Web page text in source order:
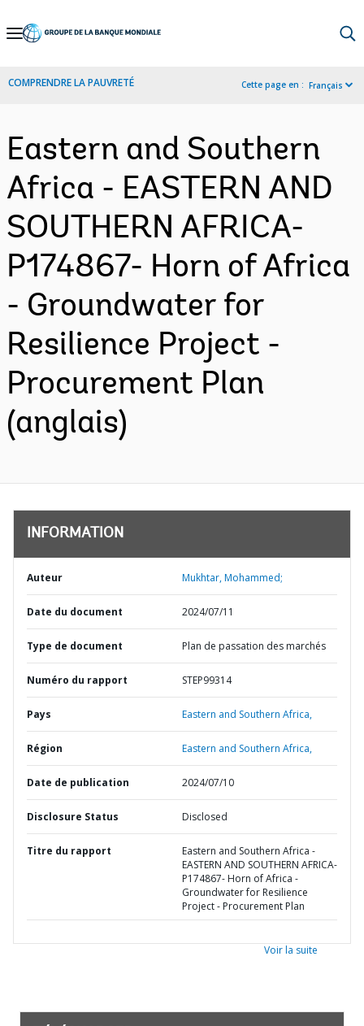
Skip
Navigation
COMPRENDRE LA PAUVRETÉ Cette page en : Français
Eastern and Southern
Africa - EASTERN AND
SOUTHERN AFRICA-
P174867- Horn of Africa
- Groundwater for
Resilience Project -
Procurement Plan
(anglais)
INFORMATION
Auteur Mukhtar, Mohammed;
Date du document 2024/07/11
Type de document Plan de passation des marchés
Numéro du rapport STEP99314
Pays Eastern and Southern Africa,
Région Eastern and Southern Africa,
Date de publication 2024/07/10
Disclosure Status Disclosed
Titre du rapport
Eastern and Southern Africa -
EASTERN AND SOUTHERN AFRICA-
P174867- Horn of Africa -
Groundwater for Resilience
Project - Procurement Plan
Voir la suite